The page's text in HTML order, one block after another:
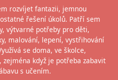
rozvíjet fantazii, jemnou
řešení úkolů. Patří sem
výtvarné potřeby pro děti,
malování, lepení, vystřihování
se doma, ve školce,
když je potřeba zabavit
s učením.